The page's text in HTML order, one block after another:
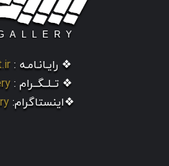
❖ رایـانـامـه :
❖ تــلــگــرام :
❖اینستاگرام: